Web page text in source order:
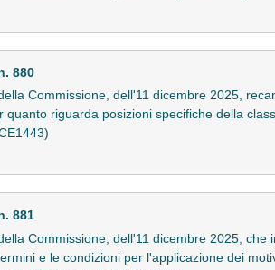
880
Commissione, dell'11 dicembre 2025,
riguarda posizioni specifiche della
881
Commissione, dell'11 dicembre 2025,
e le condizioni per l'applicazione dei